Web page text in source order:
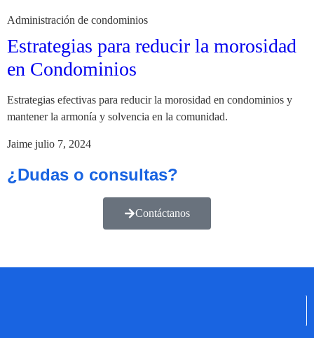
Administración de condominios
Estrategias para reducir la morosidad
en Condominios
Estrategias efectivas para reducir la morosidad en condominios y
mantener la armonía y solvencia en la comunidad.
Jaime julio 7, 2024
¿Dudas o consultas?
Contáctanos